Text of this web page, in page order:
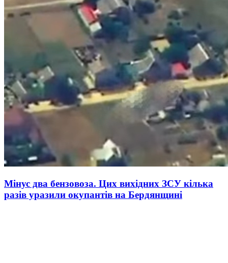
Мінус два бензовоза. Цих вихідних ЗСУ кілька
разів уразили окупантів на Бердянщині